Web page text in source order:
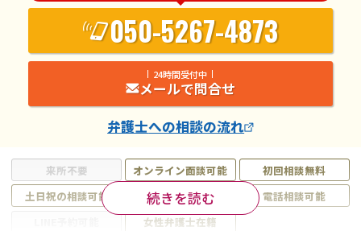
来所不要 オンライン面談可能
初回相談無料
土日祝の相談可能
19時以降電話可能
電話相談可能
女性弁護士在籍
続きを読む
050-5267-4873
24時間受付中
メールで問合せ
弁護士への相談の流れ